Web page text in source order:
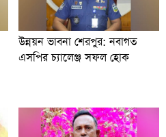
উন্নয়ন ভাবনা শেরপুর: নবাগত
এসপির চ্যালেঞ্জ সফল হোক